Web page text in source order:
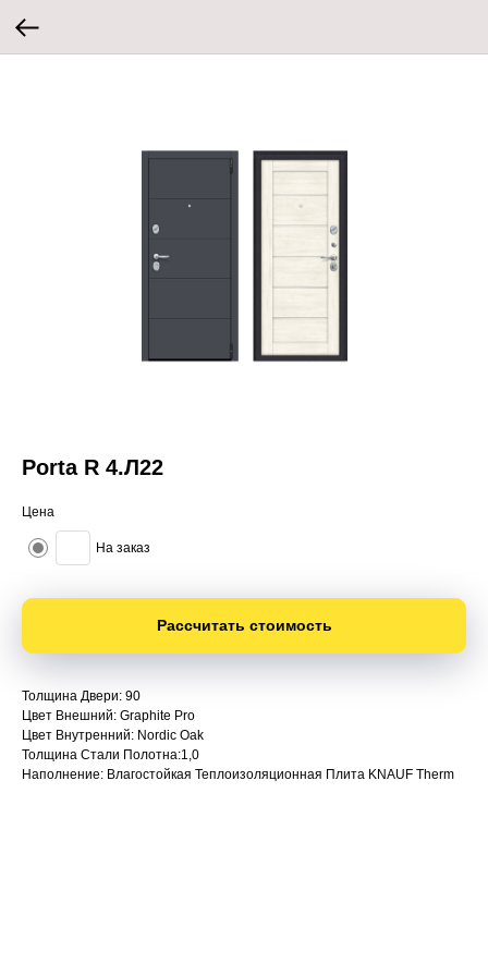
Porta R 4.Л22
Цена
На заказ
Рассчитать стоимость
Толщина Двери: 90
Цвет Внешний: Graphite Pro
Цвет Внутренний: Nordic Oak
Толщина Стали Полотна:1,0
Наполнение: Влагостойкая Теплоизоляционная Плита KNAUF Therm